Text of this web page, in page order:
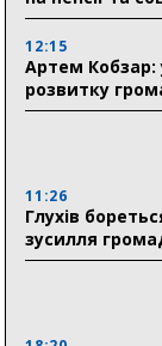
12:15
Артем Кобзар:
розвитку
11:26
Глухів
зусилля